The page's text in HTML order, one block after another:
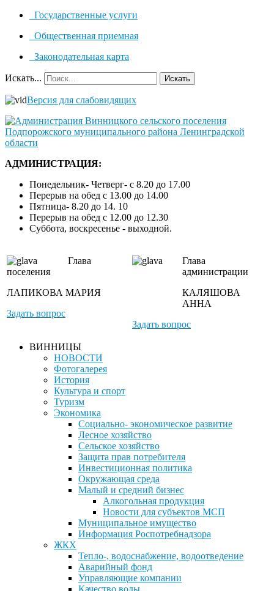
Государственные услуги
Общественная приемная
Законодательная карта
Искать... Искать
Версия для слабовидящих
АДМИНИСТРАЦИЯ:
Понедельник- Четверг- с 8.20 до 17.00
Перерыв на обед с 13.00 до 14.00
Пятница- 8.20 до 14. 10
Перерыв на обед с 12.00 до 12.30
Суббота, воскресенье - выходной.
Глава
поселения
ЛАПИКОВА МАРИЯ
Задать вопрос
Глава
администрации
КАЛЯШОВА
АННА
Задать вопрос
ВИННИЦЫ
НОВОСТИ
Фотогалерея
История
Культура и спорт
Туризм
Экономика
Социально- экономическое развитие
Лесное хозяйство
Сельское хозяйство
Защита прав потребителя
Инвестиционная политика
Окружающая среда
Малый и средний бизнес
Алкогольная продукция
Новости для субъектов МСП
Муниципальное имущество
Информация Роспотребнадзора
ЖКХ
Тепло-, водоснабжение, водоотведение
Аварийный фонд
Управляющие компании
Качество воды